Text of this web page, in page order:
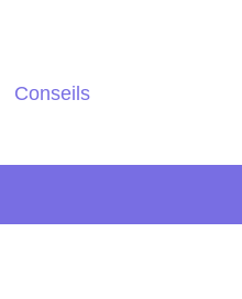
Conseils